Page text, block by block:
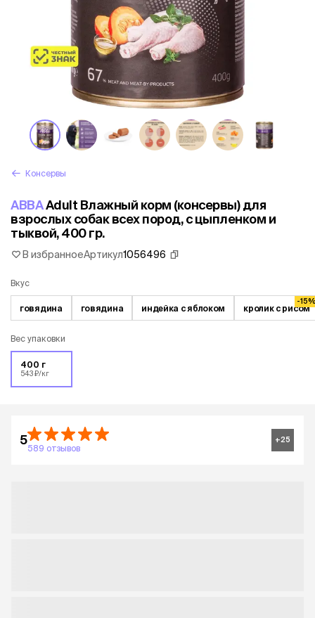
Консервы
АВВАAdult Влажный корм (консервы) для
взрослых собак всех пород, с цыпленком и
тыквой, 400 гр.
В избранноеАртикул1056496
Вкус
говядина говядина индейка с яблоком кролик с рисом
-
Вес упаковки
400 г
543 ₽/кг
5
589 отзывов
+25